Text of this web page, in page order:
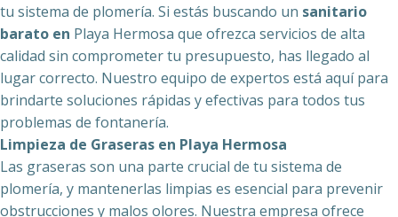
tu sistema de plomería. Si estás buscando un sanitario
barato en Playa Hermosa que ofrezca servicios de alta
calidad sin comprometer tu presupuesto, has llegado al
lugar correcto. Nuestro equipo de expertos está aquí para
brindarte soluciones rápidas y efectivas para todos tus
problemas de fontanería.
Limpieza de Graseras en Playa Hermosa
Las graseras son una parte crucial de tu sistema de
plomería, y mantenerlas limpias es esencial para prevenir
obstrucciones y malos olores. Nuestra empresa ofrece